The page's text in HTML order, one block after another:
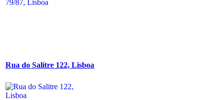
Rua do Salitre 122, Lisboa